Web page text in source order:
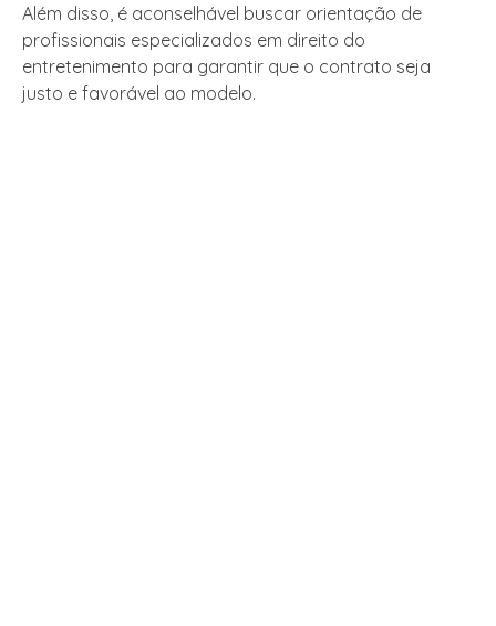
Além disso, é aconselhável buscar orientação de
profissionais especializados em direito do
entretenimento para garantir que o contrato seja
justo e favorável ao modelo.